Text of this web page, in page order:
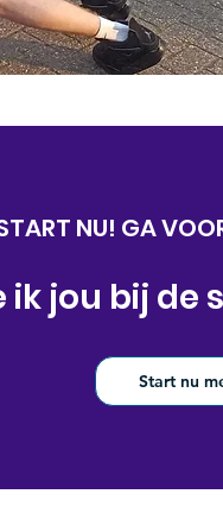
NU! GA
ik jou bij
Start nu